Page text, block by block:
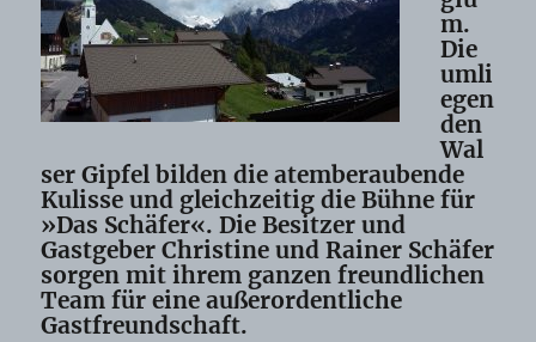
m.
Die
umli
egen
den
Wal
ser Gipfel bilden die atemberaubende
Kulisse und gleichzeitig die Bühne für
»Das Schäfer«. Die Besitzer und
Gastgeber Christine und Rainer Schäfer
sorgen mit ihrem ganzen freundlichen
Team für eine außerordentliche
Gastfreundschaft.